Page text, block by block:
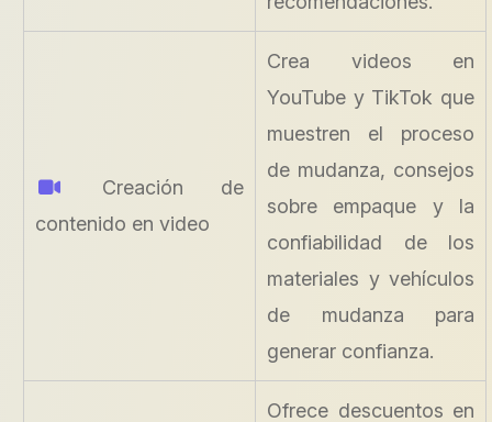
Creación de
contenido en video
Crea videos en
YouTube y TikTok que
muestren el proceso
de mudanza, consejos
sobre empaque y la
confiabilidad de los
materiales y vehículos
de mudanza para
generar confianza.
Ofrece descuentos en